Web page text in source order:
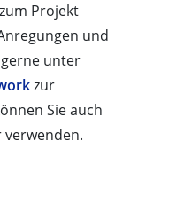
Projekt
und
unter
zur
Sie auch